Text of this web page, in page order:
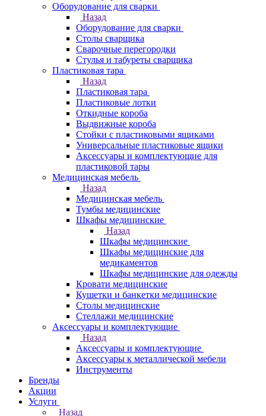
Оборудование для сварки
Назад
Оборудование для сварки
Столы сварщика
Сварочные перегородки
Стулья и табуреты сварщика
Пластиковая тара
Назад
Пластиковая тара
Пластиковые лотки
Откидные короба
Выдвижные короба
Стойки с пластиковыми ящиками
Универсальные пластиковые ящики
Аксессуары и комплектующие для
пластиковой тары
Медицинская мебель
Назад
Медицинская мебель
Тумбы медицинские
Шкафы медицинские
Назад
Шкафы медицинские
Шкафы медицинские для
медикаментов
Шкафы медицинские для одежды
Кровати медицинские
Кушетки и банкетки медицинские
Столы медицинские
Стеллажи медицинские
Аксессуары и комплектующие
Назад
Аксессуары и комплектующие
Аксессуары к металлической мебели
Инструменты
Бренды
Акции
Услуги
Назад